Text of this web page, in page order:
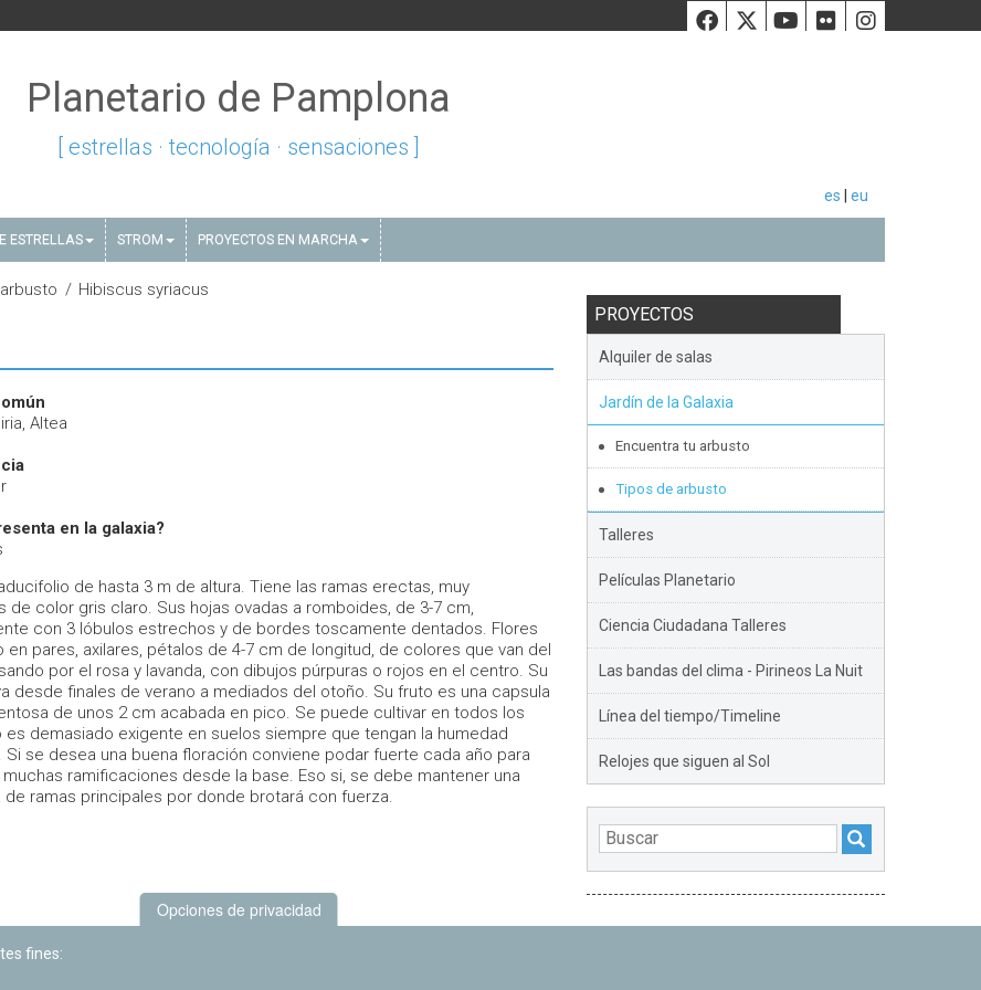
Facebook
Twiiter
Youtube
Flickr
Planetario de Pamplona
[ estrellas · tecnología · sensaciones ]
es eu
ESTRELLAS STROM PROYECTOS EN MARCHA
Hibiscus syriacus
Altea
en la galaxia?
de hasta 3 m de altura. Tiene las ramas erectas, muy
de color gris claro. Sus hojas ovadas a romboides, de 3-7 cm,
con 3 lóbulos estrechos y de bordes toscamente dentados. Flores
en pares, axilares, pétalos de 4-7 cm de longitud, de colores que van del
por el rosa y lavanda, con dibujos púrpuras o rojos en el centro. Su
desde finales de verano a mediados del otoño. Su fruto es una capsula
de unos 2 cm acabada en pico. Se puede cultivar en todos los
es demasiado exigente en suelos siempre que tengan la humedad
Si se desea una buena floración conviene podar fuerte cada año para
ramificaciones desde la base. Eso si, se debe mantener una
de ramas principales por donde brotará con fuerza.
PROYECTOS
Alquiler de salas
Jardín de la Galaxia
Encuentra tu arbusto
Tipos de arbusto
Talleres
Películas Planetario
Ciencia Ciudadana Talleres
Las bandas del clima - Pirineos La Nuit
Línea del tiempo/Timeline
Relojes que siguen al Sol
Opciones de privacidad
fines: